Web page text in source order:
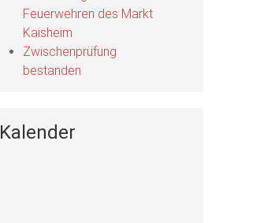
Feuerwehren des Markt
Kaisheim
Zwischenprüfung
bestanden
Kalender